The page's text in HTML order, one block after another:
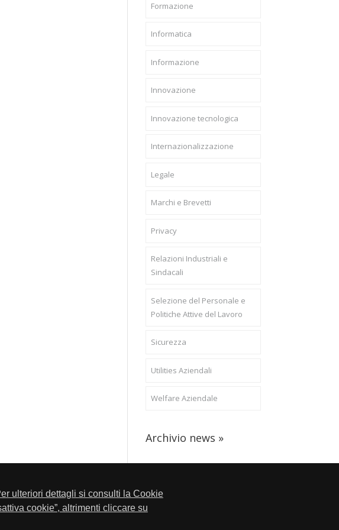
ulteriori dettagli si consulti la Cookie
cookie”, altrimenti cliccare su
Formazione
Informatica
Informazione
Innovazione
Innovazione tecnologica
Internazionalizzazione
Legale
Marchi e Brevetti
Privacy
Relazioni Industriali e
Sindacali
Selezione del Personale e
Politiche Attive del Lavoro
Sicurezza
Utilities Aziendali
Welfare Aziendale
Archivio news »
2304108